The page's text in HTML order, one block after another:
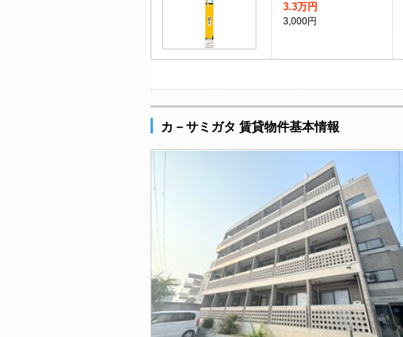
3.3万円
3,000円
カ－サミガタ 賃貸物件基本情報